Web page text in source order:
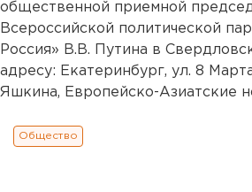
общественной приемной
Всероссийской политической
Россия» В.В. Путина в
адресу: Екатеринбург, ул. 8
Яшкина, Европейско-Азиатские
Общество